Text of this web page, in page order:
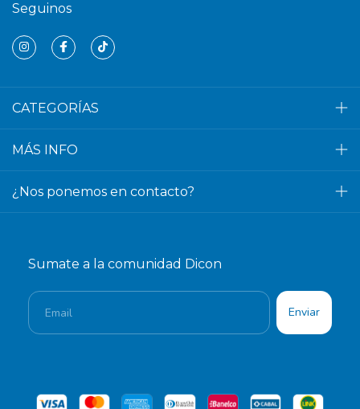
Seguinos
CATEGORÍAS
MÁS INFO
¿Nos ponemos en contacto?
Sumate a la comunidad Dicon